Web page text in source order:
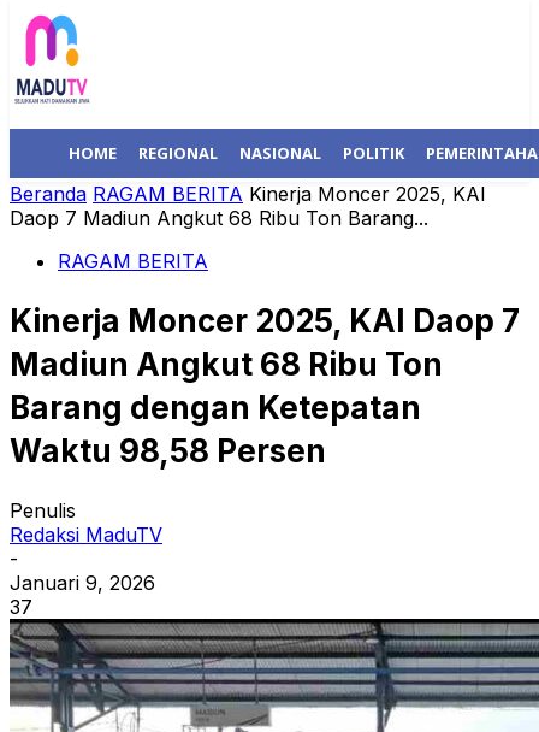
HOME REGIONAL NASIONAL POLITIK
Beranda RAGAM BERITA Kinerja Moncer 2025, KAI
Daop 7 Madiun Angkut 68 Ribu Ton Barang...
RAGAM BERITA
Kinerja Moncer 2025, KAI Daop 7
Madiun Angkut 68 Ribu Ton
Barang dengan Ketepatan
Waktu 98,58 Persen
Penulis
Redaksi MaduTV
-
Januari 9, 2026
37